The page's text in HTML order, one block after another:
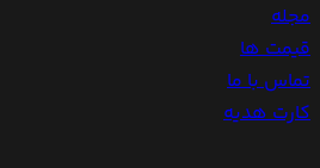
مجله
قیمت ها
تماس با ما
کارت هدیه